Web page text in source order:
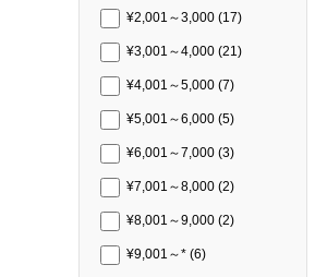
¥2,001～3,000 (17)
¥3,001～4,000 (21)
¥4,001～5,000 (7)
¥5,001～6,000 (5)
¥6,001～7,000 (3)
¥7,001～8,000 (2)
¥8,001～9,000 (2)
¥9,001～* (6)